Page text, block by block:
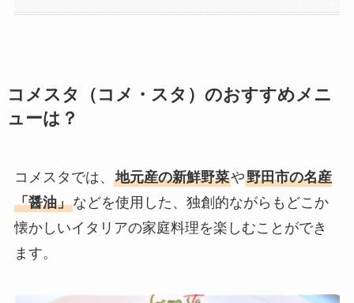
コメスタ（コメ・スタ）のおすすめメニ
ューは？
コメスタでは、 地元産の新鮮野菜や野田市の名産
「醤油」などを使用した、独創的ながらもどこか
懐かしいイタリアの家庭料理を楽しむことができ
ます。